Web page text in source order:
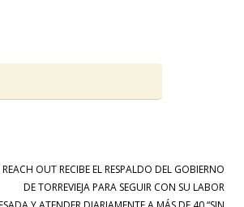
OUT RECIBE EL RESPALDO DEL GOBIERNO
DE TORREVIEJA PARA SEGUIR CON SU LABOR